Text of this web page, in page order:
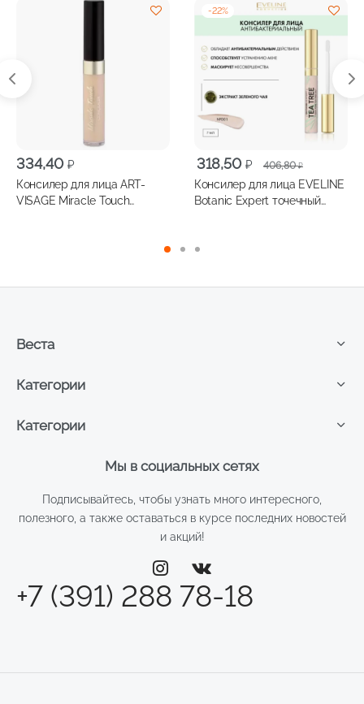
334,40 ₽
Консилер для лица ART-
VISAGE Miracle Touch
-22%
406,80₽
Первоначальная
цена
составляла
318,50 ₽
Текущая
цена:
318,50 ₽.
Консилер для лица EVELINE
Botanic Expert точечный
Мы в социальных сетях
Подписывайтесь, чтобы узнать много интересного,
полезного, а также оставаться в курсе последних новостей
и акций!
+7 (391) 288 78-18
Категории
Категории
Веста